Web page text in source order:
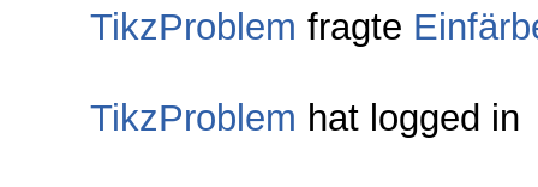
TikzProblem fragte
TikzProblem hat logged in